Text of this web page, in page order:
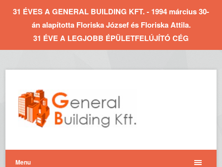
31 ÉVES A GENERAL BUILDING KFT. - 1994 március 30-
án alapította Floriska József és Floriska Attila.
31 ÉVE A LEGJOBB ÉPÜLETFELÚJÍTÓ CÉG
Menu